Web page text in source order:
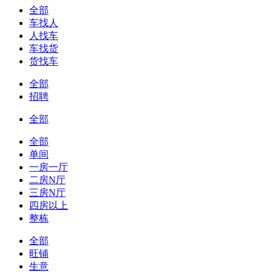
全部
车找人
人找车
车找货
货找车
全部
招聘
全部
全部
单间
一房一厅
二房N厅
三房N厅
四房以上
整栋
全部
旺铺
生意